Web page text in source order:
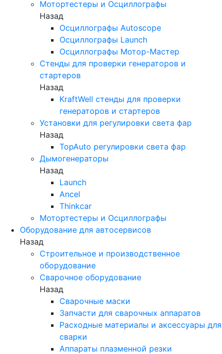
Мотортестеры и Осциллографы
Назад
Осциллографы Autoscope
Осциллографы Launch
Осциллографы Мотор-Мастер
Стенды для проверки генераторов и
стартеров
Назад
KraftWell стенды для проверки
генераторов и стартеров
Установки для регулировки света фар
Назад
TopAuto регулировки света фар
Дымогенераторы
Назад
Launch
Ancel
Thinkcar
Мотортестеры и Осциллографы
Оборудование для автосервисов
Назад
Строительное и производственное
оборудование
Сварочное оборудование
Назад
Сварочные маски
Запчасти для сварочных аппаратов
Расходные материалы и аксессуары для
сварки
Аппараты плазменной резки